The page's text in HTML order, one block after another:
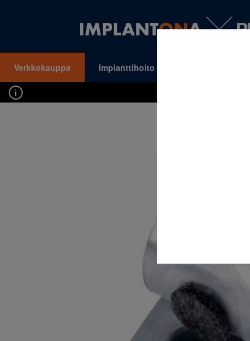
Verkkokauppa Implanttihoito